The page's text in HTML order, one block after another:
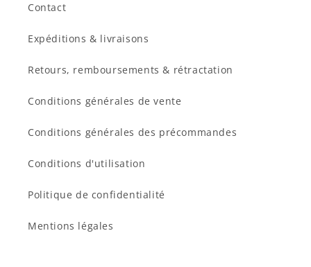
Contact
Expéditions & livraisons
Retours, remboursements & rétractation
Conditions générales de vente
Conditions générales des précommandes
Conditions d'utilisation
Politique de confidentialité
Mentions légales